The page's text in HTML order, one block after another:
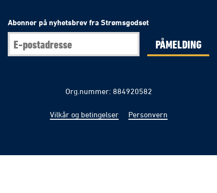
Abonner på nyhetsbrev fra Strømsgodset
PÅMELDING
Org.nummer: 884920582
Vilkår og betingelser Personvern